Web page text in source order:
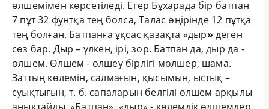
өлшемімен көрсетіледі. Егер Бұхарада бір батпан
7 пұт 32 фунтқа тең болса, Талас өңірінде 12 пұтқа
тең болған. Батпанға ұқсас қазақта «дыр» деген
сөз бар. Дыр – үлкен, ірі, зор. Батпан да, дыр да -
өлшем. Өлшем - өлшеу бірлігі мөлшер, шама.
Заттың көлемін, салмағын, қысымын, ыстық –
суықтығын, т. б. сапаларын белгілі өлшем арқылы
анықтайды. «Батпан», «дыр» - көлемдік өлшемдер.